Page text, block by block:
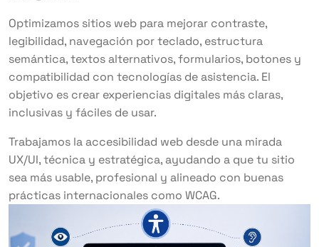
Optimizamos sitios web para mejorar contraste,
legibilidad, navegación por teclado, estructura
semántica, textos alternativos, formularios, botones y
compatibilidad con tecnologías de asistencia. El
objetivo es crear experiencias digitales más claras,
inclusivas y fáciles de usar.
Trabajamos la accesibilidad web desde una mirada
UX/UI, técnica y estratégica, ayudando a que tu sitio
sea más usable, profesional y alineado con buenas
prácticas internacionales como WCAG.